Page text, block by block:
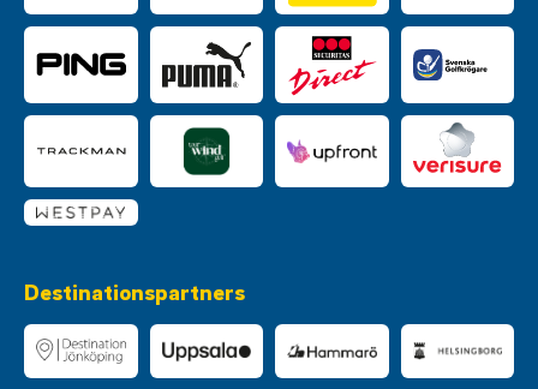
Destinationspartners